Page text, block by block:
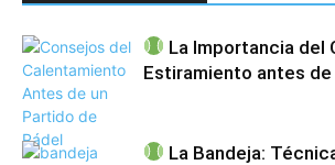
La Importancia del
Estiramiento antes de
La Bandeja: